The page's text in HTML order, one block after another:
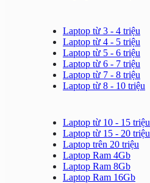
Laptop từ 3 - 4 triệu
Laptop từ 4 - 5 triệu
Laptop từ 5 - 6 triệu
Laptop từ 6 - 7 triệu
Laptop từ 7 - 8 triệu
Laptop từ 8 - 10 triệu
Laptop từ 10 - 15 triệu
Laptop từ 15 - 20 triệu
Laptop trên 20 triệu
Laptop Ram 4Gb
Laptop Ram 8Gb
Laptop Ram 16Gb